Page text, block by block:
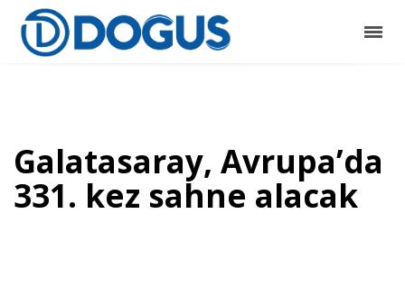
Galatasaray, Avrupa’da
331. kez sahne alacak